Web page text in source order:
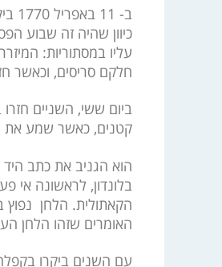
כיוון שהיה זה שבוע
עליו במסתוריות:
חלקם סריסים, וכאשר
ביום ששי, השניים
קטנים, כאשר שמע את
בלונדון, לראשונה אי
הקאתולית. הלחן נפוץ
האומרים שזהו הלחן
עם השנים ביקרו